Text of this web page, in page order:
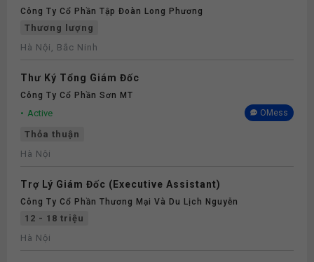
Công Ty Cổ Phần Tập Đoàn Long Phương
Thương lượng
Hà Nội, Bắc Ninh
Thư Ký Tổng Giám Đốc
Công Ty Cổ Phần Sơn MT
Active OMess
Thỏa thuận
Hà Nội
Trợ Lý Giám Đốc (Executive Assistant)
Công Ty Cổ Phần Thương Mại Và Du Lịch Nguyễn
12 - 18 triệu
Hà Nội